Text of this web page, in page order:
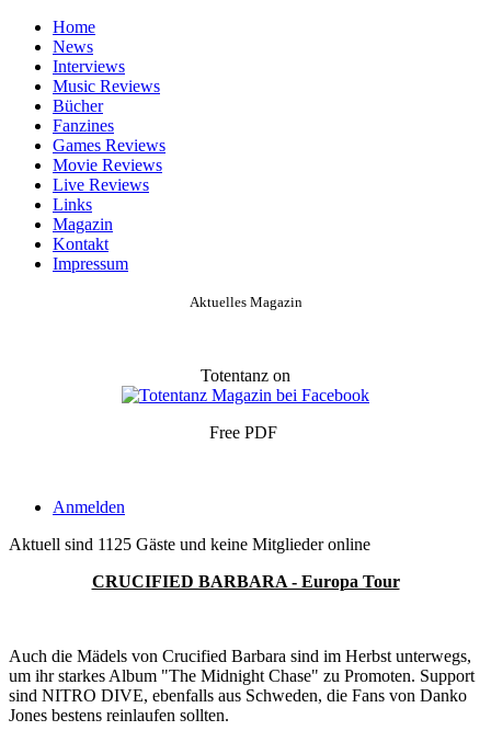
Home
News
Interviews
Music Reviews
Bücher
Fanzines
Games Reviews
Movie Reviews
Live Reviews
Links
Magazin
Kontakt
Impressum
Aktuelles Magazin
Totentanz on
Free PDF
Anmelden
Aktuell sind 1125 Gäste und keine Mitglieder online
CRUCIFIED BARBARA - Europa Tour
Auch die Mädels von Crucified Barbara sind im Herbst unterwegs,
um ihr starkes Album "The Midnight Chase" zu Promoten. Support
sind NITRO DIVE, ebenfalls aus Schweden, die Fans von Danko
Jones bestens reinlaufen sollten.